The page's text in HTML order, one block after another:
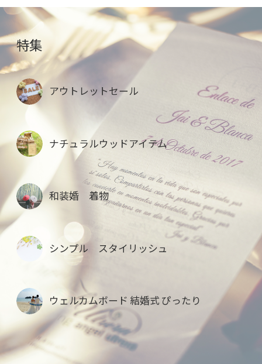
特集
アウトレットセール
ナチュラルウッドアイテム
和装婚 着物
シンプル スタイリッシュ
ウェルカムボード 結婚式 ぴったり